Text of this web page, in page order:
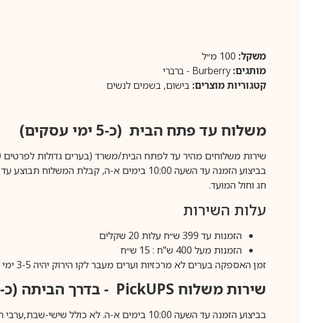
משקל:
מותגים: Burberry - ברברי
קטגוריות מוצרים: בישום, בשמים לנשים
משלוח עד פתח הבית (כ-5 ימי עסקים)
שירות משלוחים מהיר עד לפתח הבית/משרד (בערים גדולות לפרטים 1-700-50-70-60).
חג וחול המועד.
עלות השירות
הזמנות עד 399 ש״ח עלות 20 שקלים
הזמנות מעל 400 ש"ח : 15 ש״ח
זמן האספקה בערים לא מרכזיות וערים מעבר לקו הירוק יהיה 3-5 ימי עסקים.
שירות משלוח PickUPS - בדרך הביתה (כ-5 ימי עסקים)
בביצוע הזמנה עד השעה 10:00 בימים א-ה. לא כולל שישי-שבת,ערבי חג וחול המועד.